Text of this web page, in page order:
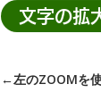
検
索
文字の拡
←左のZOOMを使